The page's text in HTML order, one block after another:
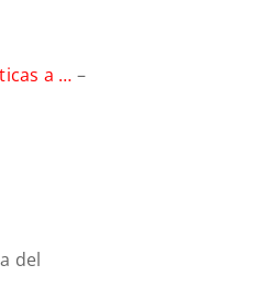
a … –
del